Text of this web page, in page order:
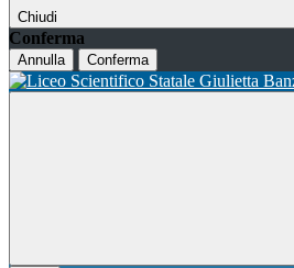
Chiudi
Conferma
Annulla Conferma